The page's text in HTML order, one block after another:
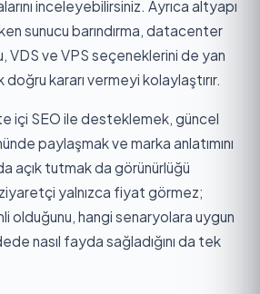
inceleyebilirsiniz. Ayrıca altyapı
sunucu barındırma datacenter
VDS ve VPS seçeneklerini de yan
kararı vermeyi kolaylaştırır.
içi SEO ile desteklemek, güncel
paylaşmak ve marka anlatımını
açık tutmak da görünürlüğü
yalnızca fiyat görmez;
olduğunu, hangi senaryolara uygun
nasıl fayda sağladığını da tek